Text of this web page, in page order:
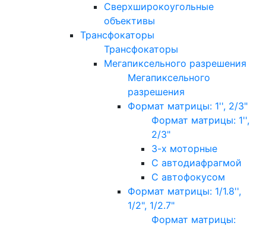
Сверхширокоугольные
объективы
Трансфокаторы
Трансфокаторы
Мегапиксельного разрешения
Мегапиксельного
разрешения
Формат матрицы: 1'', 2/3"
Формат матрицы: 1'',
2/3"
3-х моторные
С автодиафрагмой
С автофокусом
Формат матрицы: 1/1.8'',
1/2", 1/2.7"
Формат матрицы: